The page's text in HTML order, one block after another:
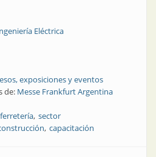
Eléctrica
exposiciones y eventos
de: Messe Frankfurt Argentina
ferretería sector
capacitación